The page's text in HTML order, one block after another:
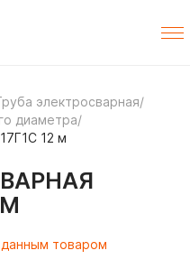
электросварная/
диаметра/
12 м
данным товаром